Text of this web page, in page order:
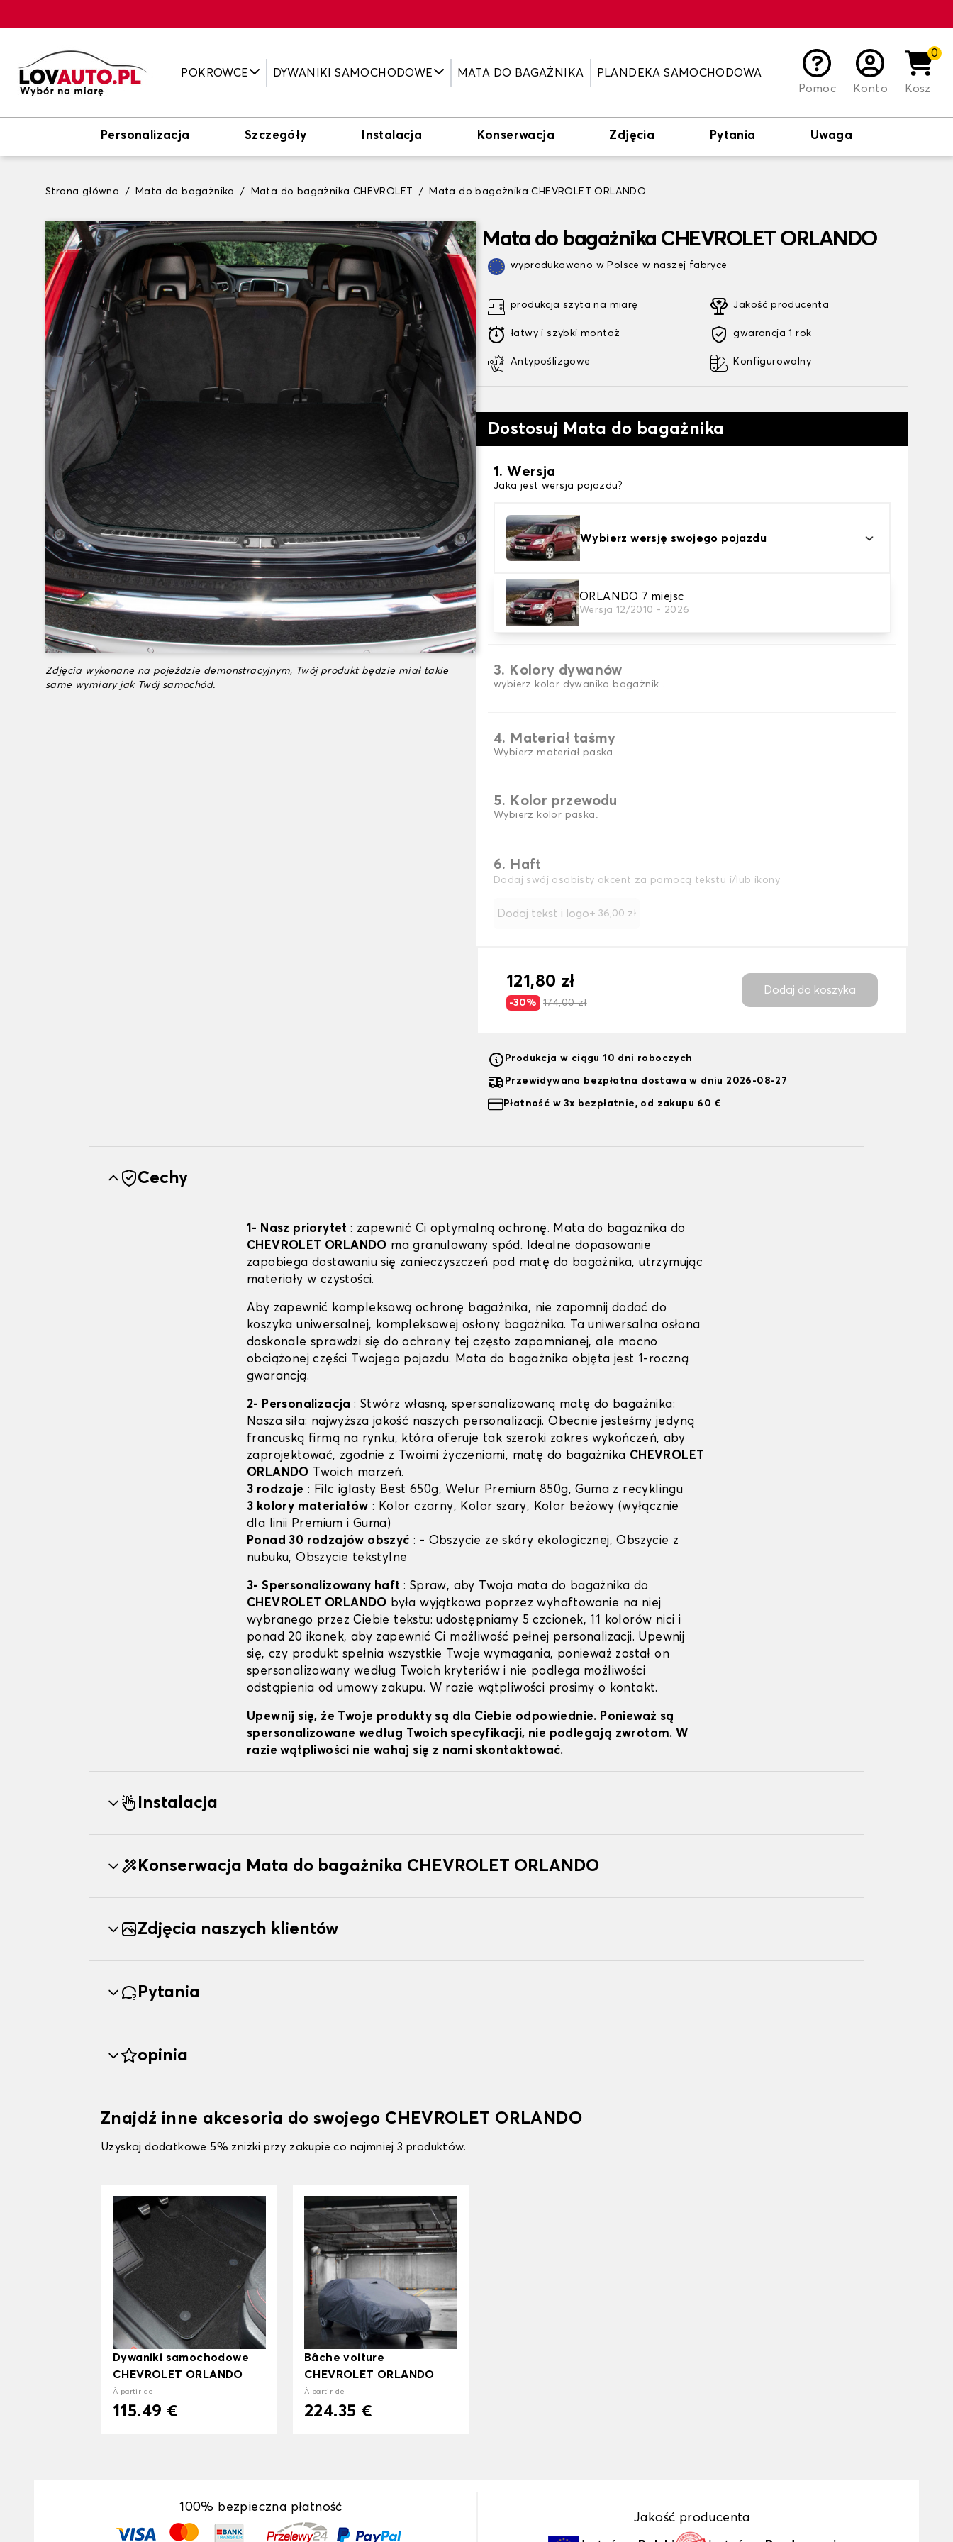
POKROWCE DYWANIKI SAMOCHODOWE MATA DO BAGAŻNIKA
PLANDEKA SAMOCHODOWA
Pomoc
Konto
0
Kosz
Personalizacja Szczegóły Instalacja Konserwacja Zdjęcia Pytania Uwaga
Strona główna Mata do bagażnika Mata do bagażnika CHEVROLET Mata do bagażnika CHEVROLET ORLANDO
Zdjęcia wykonane na pojeździe demonstracyjnym, Twój produkt będzie miał takie
same wymiary jak Twój samochód.
Mata do bagażnika CHEVROLET ORLANDO
wyprodukowano w Polsce w naszej fabryce
produkcja szyta na miarę
łatwy i szybki montaż
Antypoślizgowe
Jakość producenta
gwarancja 1 rok
Konfigurowalny
Dostosuj Mata do bagażnika
1. Wersja
Jaka jest wersja pojazdu?
Wybierz wersję swojego pojazdu
ORLANDO 7 miejsc
Wersja 12/2010 - 2026
2. Materiał
wybierz materiał dywanika do bagażnika
3. Kolory dywanów
wybierz kolor dywanika bagażnik .
4. Materiał taśmy
Wybierz materiał paska.
5. Kolor przewodu
Wybierz kolor paska.
6. Haft
Dodaj swój osobisty akcent za pomocą tekstu i/lub ikony
Dodaj tekst i logo+ 36,00 zł
121,80 zł
-30% 174,00 zł
Dodaj do koszyka
Produkcja w ciągu 10 dni roboczych
Przewidywana bezpłatna dostawa w dniu 2026-08-27
Płatność w 3x bezpłatnie, od zakupu 60 €
Cechy
1- Nasz priorytet: zapewnić Ci optymalną ochronę. Mata do bagażnika do
CHEVROLET ORLANDO ma granulowany spód. Idealne dopasowanie
zapobiega dostawaniu się zanieczyszczeń pod matę do bagażnika, utrzymując
materiały w czystości.
Aby zapewnić kompleksową ochronę bagażnika, nie zapomnij dodać do
koszyka uniwersalnej, kompleksowej osłony bagażnika. Ta uniwersalna osłona
doskonale sprawdzi się do ochrony tej często zapomnianej, ale mocno
obciążonej części Twojego pojazdu. Mata do bagażnika objęta jest 1-roczną
gwarancją.
2- Personalizacja: Stwórz własną, spersonalizowaną matę do bagażnika:
Nasza siła: najwyższa jakość naszych personalizacji. Obecnie jesteśmy jedyną
francuską firmą na rynku, która oferuje tak szeroki zakres wykończeń, aby
zaprojektować, zgodnie z Twoimi życzeniami, matę do bagażnika CHEVROLET
ORLANDO Twoich marzeń.
3 rodzaje : Filc iglasty Best 650g, Welur Premium 850g, Guma z recyklingu
3 kolory materiałów : Kolor czarny, Kolor szary, Kolor beżowy (wyłącznie
dla linii Premium i Guma)
Ponad 30 rodzajów obszyć : - Obszycie ze skóry ekologicznej, Obszycie z
nubuku, Obszycie tekstylne
3- Spersonalizowany haft : Spraw, aby Twoja mata do bagażnika do
CHEVROLET ORLANDO była wyjątkowa poprzez wyhaftowanie na niej
wybranego przez Ciebie tekstu: udostępniamy 5 czcionek, 11 kolorów nici i
ponad 20 ikonek, aby zapewnić Ci możliwość pełnej personalizacji. Upewnij
się, czy produkt spełnia wszystkie Twoje wymagania, ponieważ został on
spersonalizowany według Twoich kryteriów i nie podlega możliwości
odstąpienia od umowy zakupu. W razie wątpliwości prosimy o kontakt.
Upewnij się, że Twoje produkty są dla Ciebie odpowiednie. Ponieważ są
spersonalizowane według Twoich specyfikacji, nie podlegają zwrotom. W
razie wątpliwości nie wahaj się z nami skontaktować.
Instalacja
Konserwacja Mata do bagażnika CHEVROLET ORLANDO
Zdjęcia naszych klientów
Pytania
opinia
Znajdź inne akcesoria do swojego CHEVROLET ORLANDO
Uzyskaj dodatkowe 5% zniżki przy zakupie co najmniej 3 produktów.
Dywaniki samochodowe
CHEVROLET ORLANDO
À partir de
115.49 €
Bâche voiture
CHEVROLET ORLANDO
À partir de
224.35 €
100% bezpieczna płatność
Jakość producenta